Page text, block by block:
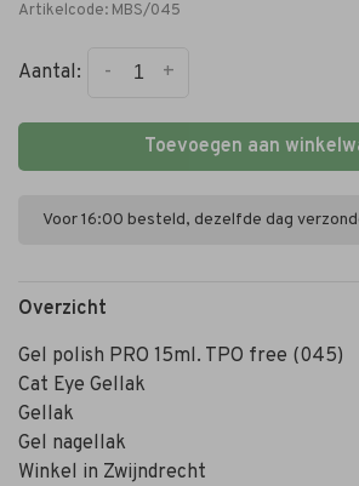
Artikelcode: MBS/045
Aantal: +
-
Toevoegen aan
Voor 16:00 besteld, dezelfde dag
Overzicht
Gel polish PRO 15ml. TPO free (045)
Cat Eye Gellak
Gellak
Gel nagellak
Winkel in Zwijndrecht